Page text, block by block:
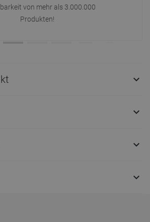
von mehr als 3.000.000
Produkten!



